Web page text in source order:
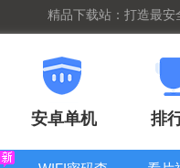
精品下载站：打造最
安卓单机 排